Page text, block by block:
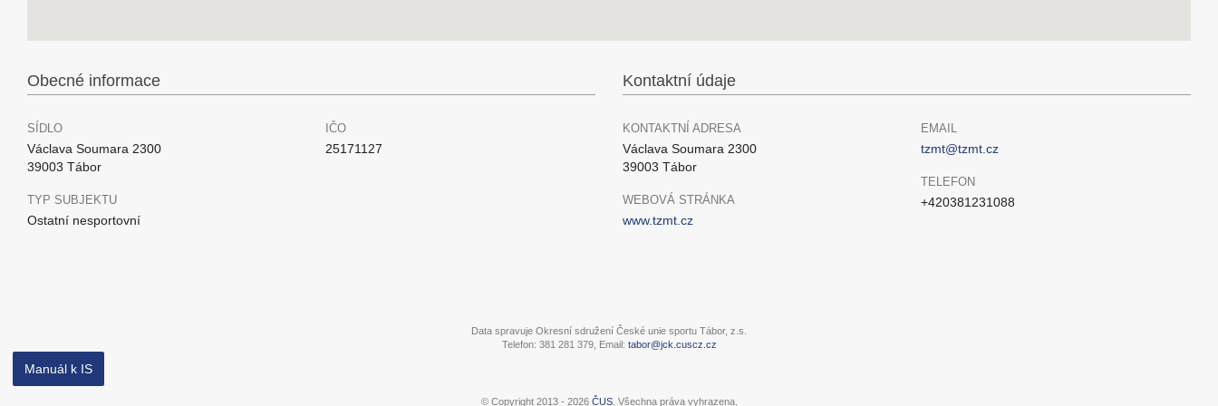
Obecné informace
SÍDLO
Václava Soumara 2300
39003 Tábor
TYP SUBJEKTU
Ostatní nesportovní
IČO
25171127
Kontaktní údaje
KONTAKTNÍ ADRESA
Václava Soumara 2300
39003 Tábor
WEBOVÁ STRÁNKA
www.tzmt.cz
EMAIL
tzmt@tzmt.cz
TELEFON
+420381231088
Data spravuje Okresní sdružení České unie sportu Tábor, z.s.
Telefon: 381 281 379, Email: tabor@jck.cuscz.cz
Manuál k IS
© Copyright 2013 - 2026 ČUS. Všechna práva vyhrazena.